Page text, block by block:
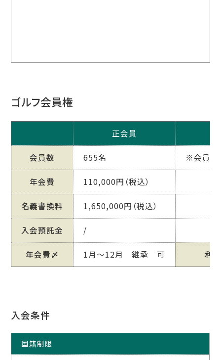
ゴルフ会員権
正会員
会員数 655名 ※会員数
年会費 110,000円（税込）
名義書換料 1,650,000円（税込）
入会預託金 /
年会費〆 1月～12月 継承 可 利
入会条件
国籍制限